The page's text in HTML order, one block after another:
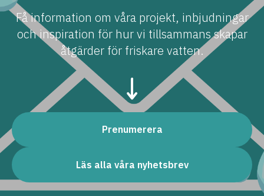
Få information om våra projekt, inbjudningar
och inspiration för hur vi tillsammans skapar
åtgärder för friskare vatten.
Prenumerera
Läs alla våra nyhetsbrev